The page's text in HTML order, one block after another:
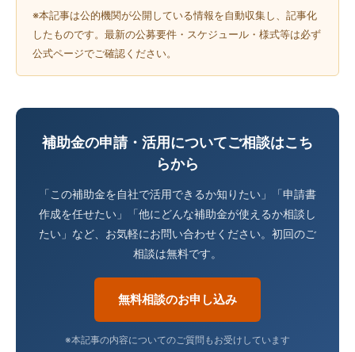
※本記事は公的機関が公開している情報を自動収集し、記事化
したものです。最新の公募要件・スケジュール・様式等は必ず
公式ページでご確認ください。
補助金の申請・活用についてご相談はこち
らから
「この補助金を自社で活用できるか知りたい」「申請書
作成を任せたい」「他にどんな補助金が使えるか相談し
たい」など、お気軽にお問い合わせください。初回のご
相談は無料です。
無料相談のお申し込み
※本記事の内容についてのご質問もお受けしています